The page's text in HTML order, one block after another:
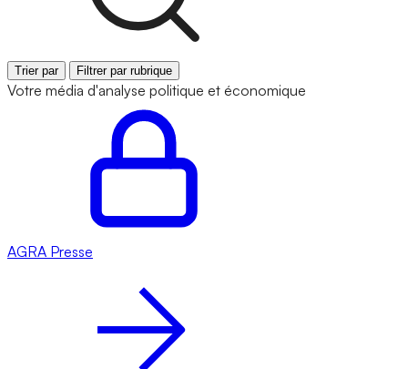
Trier par Filtrer par rubrique
Votre média d'analyse politique et économique
AGRA Presse